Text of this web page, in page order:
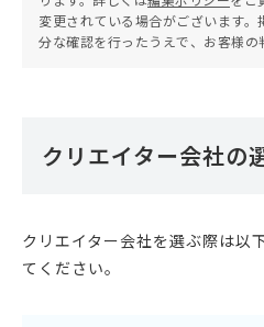
変更されている場合がございます
分な確認を行ったうえで、お客様
クリエイター会社の
クリエイター会社を選ぶ際は以
てください。